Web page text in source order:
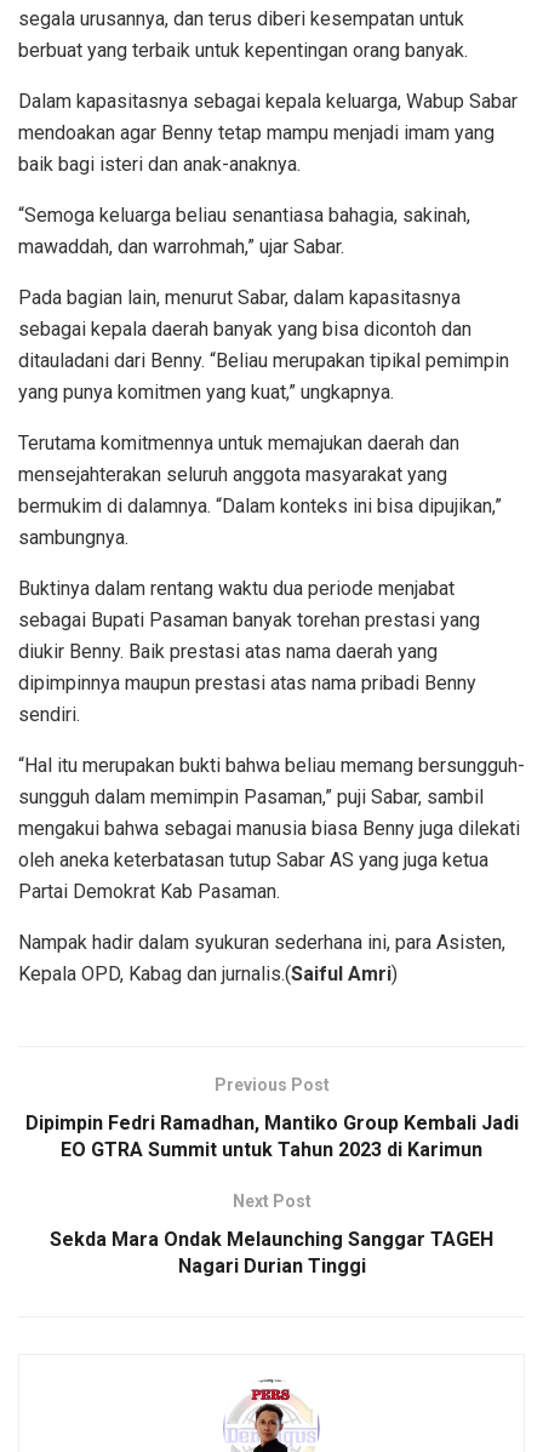
segala urusannya, dan terus diberi kesempatan untuk
berbuat yang terbaik untuk kepentingan orang banyak.
Dalam kapasitasnya sebagai kepala keluarga, Wabup Sabar
mendoakan agar Benny tetap mampu menjadi imam yang
baik bagi isteri dan anak-anaknya.
“Semoga keluarga beliau senantiasa bahagia, sakinah,
mawaddah, dan warrohmah,” ujar Sabar.
Pada bagian lain, menurut Sabar, dalam kapasitasnya
sebagai kepala daerah banyak yang bisa dicontoh dan
ditauladani dari Benny. “Beliau merupakan tipikal pemimpin
yang punya komitmen yang kuat,” ungkapnya.
Terutama komitmennya untuk memajukan daerah dan
mensejahterakan seluruh anggota masyarakat yang
bermukim di dalamnya. “Dalam konteks ini bisa dipujikan,”
sambungnya.
Buktinya dalam rentang waktu dua periode menjabat
sebagai Bupati Pasaman banyak torehan prestasi yang
diukir Benny. Baik prestasi atas nama daerah yang
dipimpinnya maupun prestasi atas nama pribadi Benny
sendiri.
“Hal itu merupakan bukti bahwa beliau memang bersungguh-
sungguh dalam memimpin Pasaman,” puji Sabar, sambil
mengakui bahwa sebagai manusia biasa Benny juga dilekati
oleh aneka keterbatasan tutup Sabar AS yang juga ketua
Partai Demokrat Kab Pasaman.
Nampak hadir dalam syukuran sederhana ini, para Asisten,
Kepala OPD, Kabag dan jurnalis.(Saiful Amri)
Previous Post
Dipimpin Fedri Ramadhan, Mantiko Group Kembali Jadi
EO GTRA Summit untuk Tahun 2023 di Karimun
Next Post
Sekda Mara Ondak Melaunching Sanggar TAGEH
Nagari Durian Tinggi